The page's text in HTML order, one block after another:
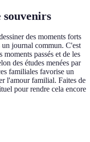
des moments forts
un journal commun. C'est
moments passés et de les
des études menées par
familiales favorise un
l'amour familial. Faites de
pour rendre cela encore